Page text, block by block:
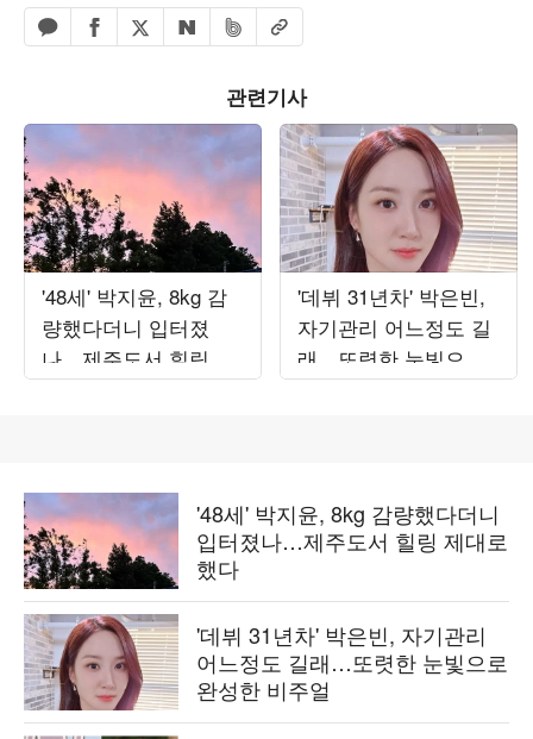
카카오톡 공유하기
페이스북 공유하기
엑스 공유하기
네이버 공유하기
밴드 공유하기
URL복사
관련기사
'48세' 박지윤, 8kg 감
량했다더니 입터졌
나…제주도서 힐링 제
대로 했다
'데뷔 31년차' 박은빈,
자기관리 어느정도 길
래…또렷한 눈빛으로
완성한 비주얼
'48세' 박지윤, 8kg 감량했다더니
입터졌나…제주도서 힐링 제대로
했다
'데뷔 31년차' 박은빈, 자기관리
어느정도 길래…또렷한 눈빛으로
완성한 비주얼